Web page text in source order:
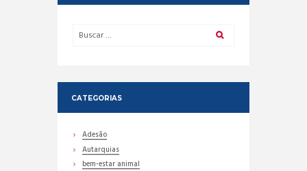
CATEGORIAS
Adesão
Autarquias
bem-estar animal